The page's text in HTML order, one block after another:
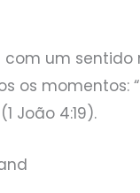
um sentido
os momentos:
João 4:19).